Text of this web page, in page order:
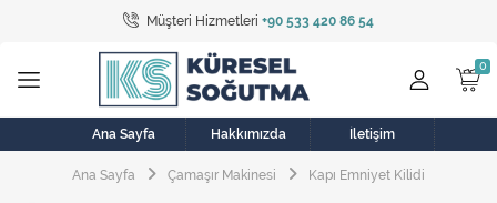
Müşteri Hizmetleri +90 533 420 86 54
Tüm Kategoriler
Bulaşık Makinesi
Buzdolabı
Çamaşır Kurutma Makinesi
Ana Sayfa Hakkımızda İletişim
Ana Sayfa Çamaşır Makinesi Kapı Emniyet Kilidi